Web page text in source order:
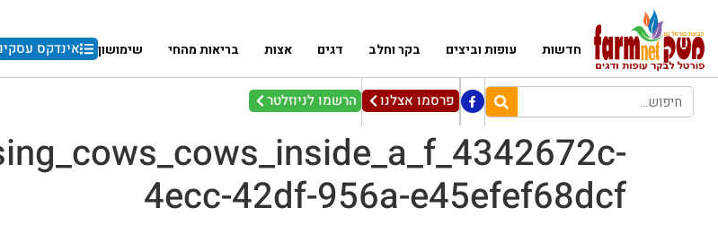
חדשות עופות וביצים בקר וחלב דגים אצות בריאות מהחי שימושון אינדקס
פרסמו אצלנו הרשמו לניוזלטר
4ecc-42df-956a-e45efef68dcf